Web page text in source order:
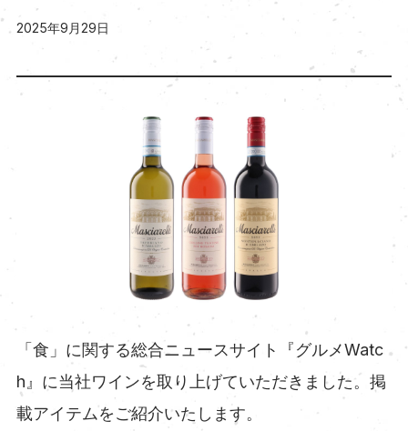
2025年9月29日
「食」に関する総合ニュースサイト『グルメWatc
h』に当社ワインを取り上げていただきました。掲
載アイテムをご紹介いたします。